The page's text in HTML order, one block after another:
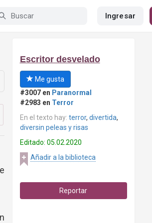
Ingresar
Escritor desvelado
Me gusta
#3007 en Paranormal
#2983 en Terror
En el texto hay: terror, divertida,
diversin peleas y risas
Editado: 05.02.2020
Añadir a la biblioteca
Reportar